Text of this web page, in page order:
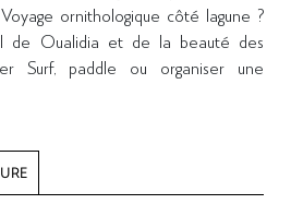
ornithologique côté lagune ?
de Oualidia et de la beauté des
Surf, paddle ou organiser une